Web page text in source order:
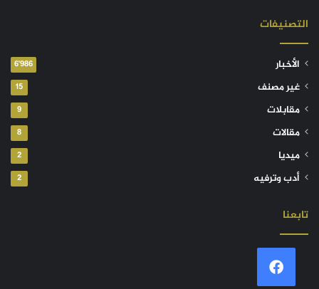
التصنيفات
الأخبار 6٬986
غير مصنف 15
مقابلات 9
مقالات 8
ميديا 2
أدب وترفيه 2
تابعنا